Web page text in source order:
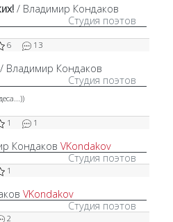
/ Владимир Кондаков
Студия поэтов
6 13
/ Владимир Кондаков
Студия поэтов
1 1
Кондаков VKondakov
Студия поэтов
1
VKondakov
Студия поэтов
2